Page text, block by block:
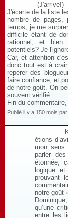
(J'arrive!)
J'écarte de la liste
nombre de pages,
temps, je me
difficile étant de
rationnel, et bien
potentiels? Je
Car, et attention
donc tout est à
repérer des
faire confiance, et
de notre goût. On
souvent vérifié.
Fin du
Publié il y a 150 mois
étions
mon
parler
étonnée,
logique
prouvant
notre goût
qu’une
entre les